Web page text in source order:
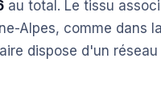
au total. Le tissu
Alpes, comme dans
dispose d'un